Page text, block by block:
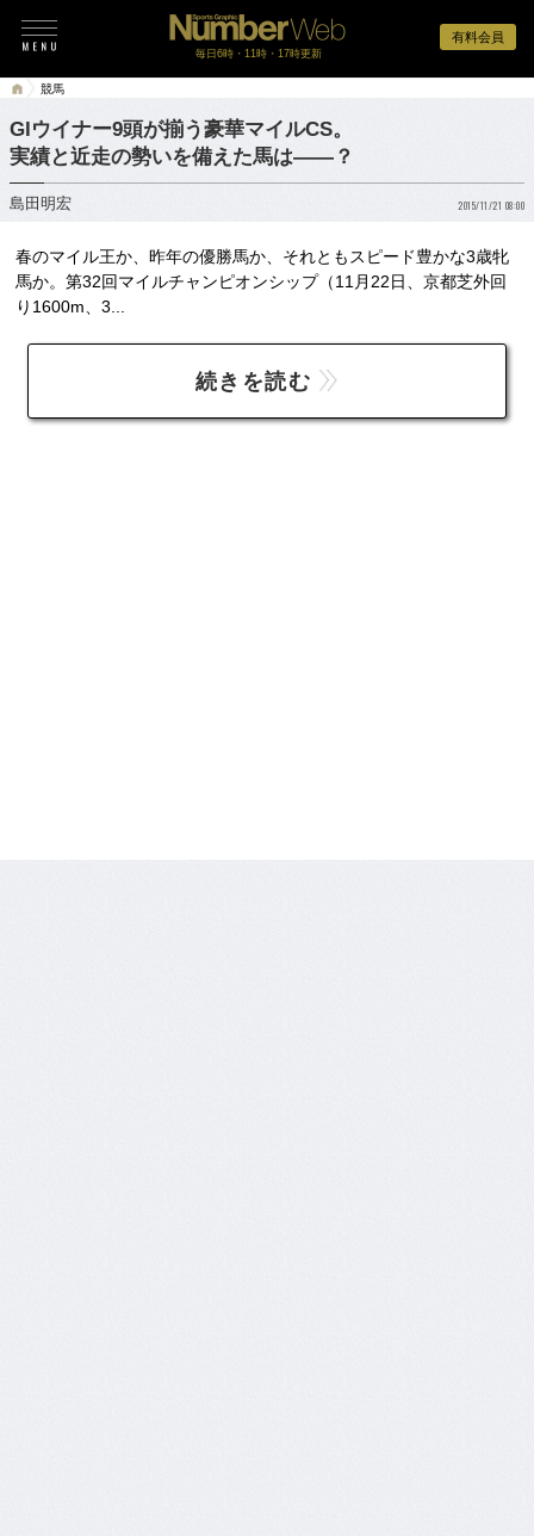
有料会員
毎日6時・11時・17時更新
競馬
GIウイナー9頭が揃う豪華マイルCS。
実績と近走の勢いを備えた馬は――？
島田明宏 2015/11/21 08:00
春のマイル王か、昨年の優勝馬か、それともスピード豊かな3歳牝
馬か。第32回マイルチャンピオンシップ（11月22日、京都芝外回
り1600m、3...
続きを読む